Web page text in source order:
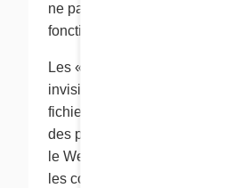
ne pas être en mesure de
fonctions du présent site Web.
Les « pixels-espions »,
invisibles ou à pixel simple, sont
fichiers vidéo que nous pouvons
des pages Web ainsi que dans
le Web que nous transmettons
les cookies, les pixels-espions